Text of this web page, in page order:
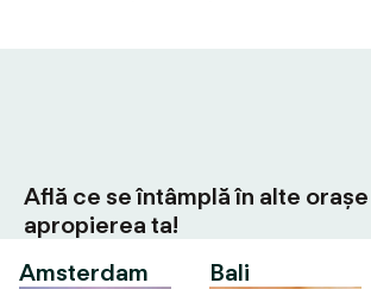
Află ce se întâmplă în alte
apropierea ta!
Amsterdam
Bali